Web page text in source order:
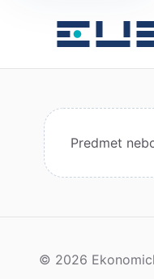
Predmet
© 2026